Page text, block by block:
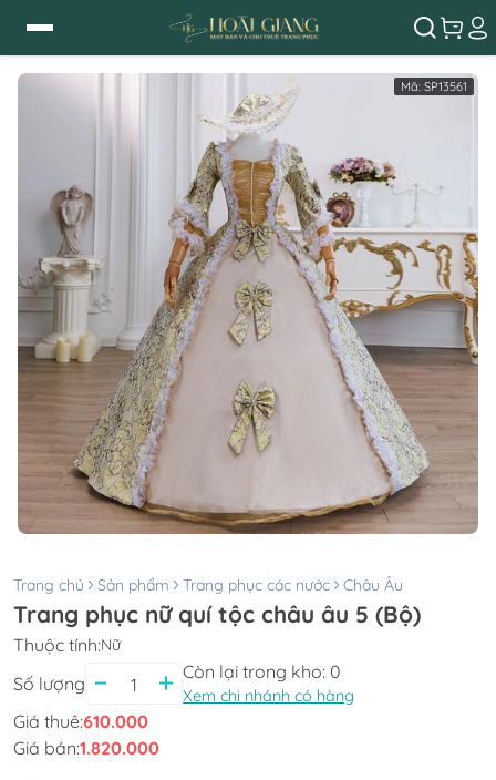
Mã: SP13561
Trang chủ Sản phẩm Trang phục các nước Châu Âu
Trang phục nữ quí tộc châu âu 5 (Bộ)
Thuộc tính:Nữ
Số lượng
Còn lại trong kho: 0
Xem chi nhánh có hàng
Giá thuê:610.000
Giá bán:1.820.000